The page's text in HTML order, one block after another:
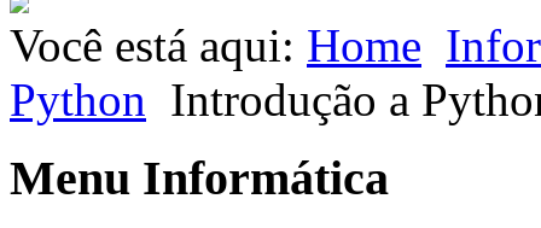
Você está aqui: Home
Python Introdução a
Menu Informática